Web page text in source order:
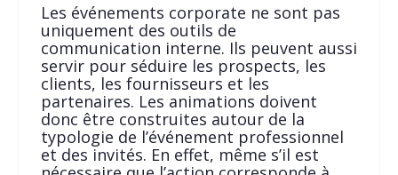
Les événements corporate ne sont pas
uniquement des outils de
communication interne. Ils peuvent aussi
servir pour séduire les prospects, les
clients, les fournisseurs et les
partenaires. Les animations doivent
donc être construites autour de la
typologie de l’événement professionnel
et des invités. En effet, même s’il est